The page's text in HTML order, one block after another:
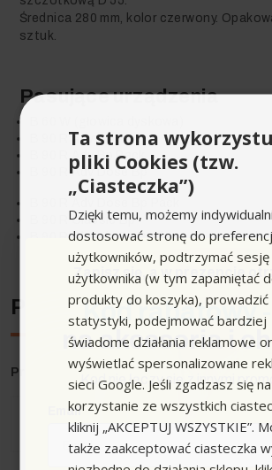
Średnica 280 mm, kolor czerwony.
sztuk.
Pasujące urządzenia
B 90 R Adv Bp
B 90 R Adv Bp Pack
B 90 R Adv Dose Bp
B 90 R Classic Bp
B 90 R Classic Bp Pack
Producent
Producent: Karcher
Ta strona
pliki Cookies (tzw.
„Ciasteczka”)
Dzięki temu, możemy
dostosować stronę do
użytkowników, podtrzymać sesję
użytkownika (w tym zapamiętać
produkty do koszyka), prowadzić
statystyki, podejmować bardziej
świadome działania reklamowe
wyświetlać spersonalizowane
sieci Google. Jeśli zgadzasz się na
korzystanie ze wszystkich
kliknij „AKCEPTUJ WSZYSTKIE”.
także zaakceptować ciasteczka
Zapisz się, a w prezencie
Kod rabatowy -
na akcesoria i
Kod nie łączy się z innymi
Email